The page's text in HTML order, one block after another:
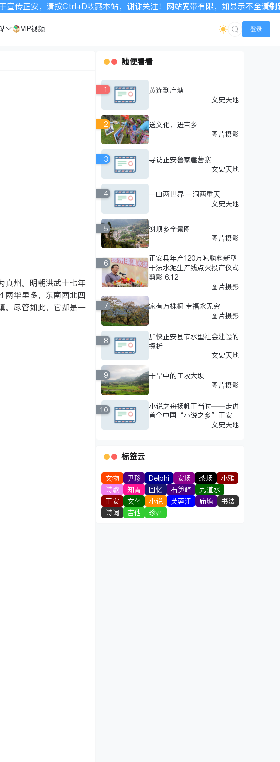
收藏本站，谢谢关注！网站宽带有限，如显示不全请刷新加载！
VIP视频 登录
真州。明朝洪武十七年
两华里多，东南西北四
。尽管如此，它却是一
随便看看
1
黄连到庙塘
文史天地
2
送文化，进苗乡
图片摄影
3
寻访正安鲁家崖营寨
文史天地
4
一山两世界 一洞两重天
文史天地
5
谢坝乡全景图
图片摄影
6
正安县年产120万吨孰料新型
干法水泥生产线点火投产仪式
剪影 6.12
图片摄影
7
家有万株桐 幸福永无穷
图片摄影
8
加快正安县节水型社会建设的
探析
文史天地
9
干旱中的工农大坝
图片摄影
10
小说之舟扬帆正当时——走进
首个中国“小说之乡”正安
文史天地
标签云
文物 尹珍 Delphi 安场 茶场
小雅
诗歌
知青 回忆 石笋峰
九道水
正安
文化 小说 芙蓉江 庙塘
书法
诗词
吉他 珍州